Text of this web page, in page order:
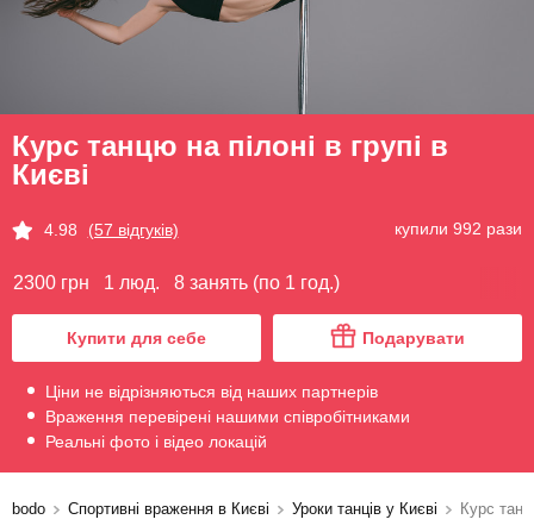
Курс танцю на пілоні в групі в
Києві
4.98 (57 відгуків) купили 992 рази
2300 грн 1 люд. 8 занять (по 1 год.)
Купити для себе Подарувати
Ціни не відрізняються від наших партнерів
Враження перевірені нашими співробітниками
Реальні фото і відео локацій
bodo Спортивні враження в Києві Уроки танців у Києві Курс